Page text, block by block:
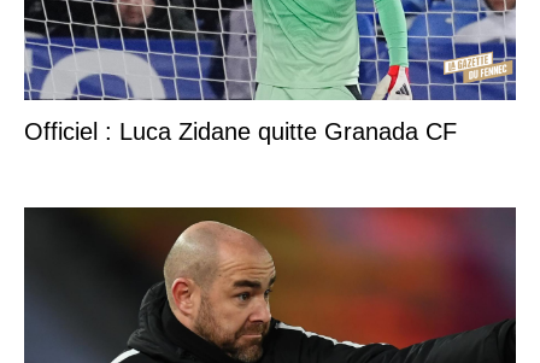
Officiel : Luca Zidane quitte Granada CF